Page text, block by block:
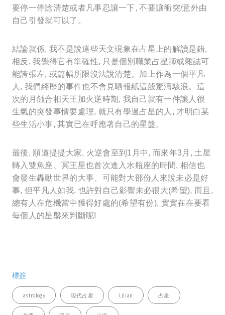
要停一停諗清楚或者凡事忍讓一下, 不要讓衝突/意外由
自己引發就可以了。
結論就係, 我不是說這些天文現象在占星上的解讀是錯,
相反, 我覺得它有準確性, 只是個別職業占星師或雜誌可
能誇張左, 或篇幅所限沒法說清楚。加上作為一個平凡
人, 我們經歷的事件也不會見晒報紙這般驚濤駭浪。這
次的月蝕合相天王加火逆時期, 我自己就有一件讓人很
生氣的突發事情要處理, 就只有學過占星的人, 才明白某
些生活小事, 其實已在呼應著自己的星盤。
最後, 順道提提大家, 火逆會至到1月中, 而來年3月, 土星
轉入雙魚座、冥王星也首次進入水瓶座的時間, 相信也
會發生轟動世界的大事、可能對大部份人來說未必是好
事, 但平凡人如我, 也許對自己影響未必很大(希望), 而且,
總有人在危機當中獲得好處的(希望有份), 實實在在要看
每個人的星盤來判斷呢!
標簽
astrology 現代占星 Lilian 占星